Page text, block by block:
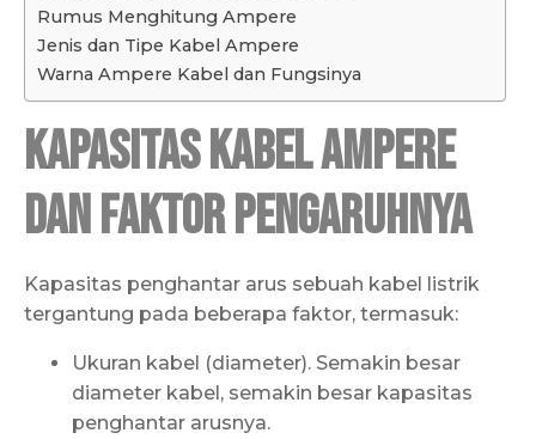
Rumus Menghitung Ampere
Jenis dan Tipe Kabel Ampere
Warna Ampere Kabel dan Fungsinya
Kapasitas Kabel Ampere
dan Faktor Pengaruhnya
Kapasitas penghantar arus sebuah kabel listrik
tergantung pada beberapa faktor, termasuk:
Ukuran kabel (diameter). Semakin besar
diameter kabel, semakin besar kapasitas
penghantar arusnya.